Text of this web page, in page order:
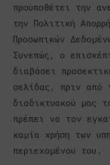
προϋποθέτει την
την Πολιτική
Προσωπικών
Συνεπώς, ο
διαβάσει
σελίδας, πριν από
διαδικτυακού μας
πρέπει να τον
καμία χρήση των
περιεχομένου του.